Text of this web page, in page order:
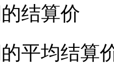
结算价
平均结算